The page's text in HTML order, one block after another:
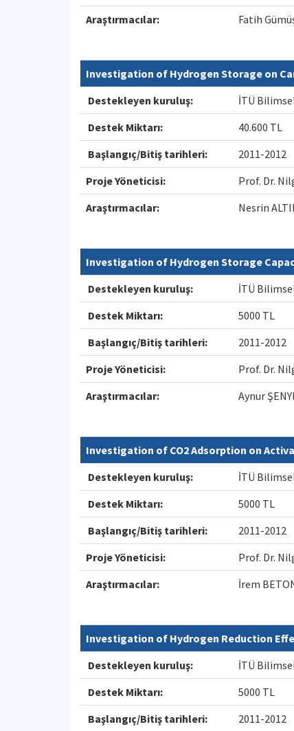
Araştırmacılar:
Fatih
Investigation of Hydrogen Storage on
Destekleyen kuruluş:
İTÜ
Destek Miktarı:
40.600 TL
Başlangıç/Bitiş tarihleri:
2011-2012
Proje Yöneticisi:
Prof. Dr.
Araştırmacılar:
Nesrin
Investigation of Hydrogen Storage
Destekleyen kuruluş:
İTÜ
Destek Miktarı:
5000 TL
Başlangıç/Bitiş tarihleri:
2011-2012
Proje Yöneticisi:
Prof. Dr.
Araştırmacılar:
Aynur
Investigation of CO2 Adsorption on
Destekleyen kuruluş:
İTÜ
Destek Miktarı:
5000 TL
Başlangıç/Bitiş tarihleri:
2011-2012
Proje Yöneticisi:
Prof. Dr.
Araştırmacılar:
İrem
Investigation of Hydrogen Reduction
Destekleyen kuruluş:
İTÜ
Destek Miktarı:
5000 TL
Başlangıç/Bitiş tarihleri:
2011-2012